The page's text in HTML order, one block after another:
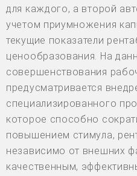
для каждого, а второй
учетом приумножения
текущие показатели
ценообразования. На
совершенствования
предусматривается
специализированного
которое способно
повышением стимула,
независимо от внешних
качественным,